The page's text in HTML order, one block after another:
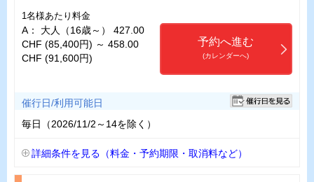
1名様あたり料金
A： 大人（16歳～） 427.00
CHF (85,400円) ～ 458.00
CHF (91,600円)
予約へ進む
(カレンダーへ)
催行日/利用可能日
毎日（2026/11/2～14を除く）
詳細条件を見る（料金・予約期限・取消料など）